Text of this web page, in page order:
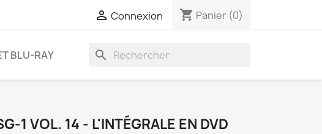
 Connexion shopping_cart Panier (0)
BLU-RAY search
1 VOL. 14 - L'INTÉGRALE EN DVD